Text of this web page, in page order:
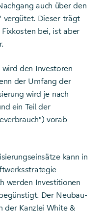
auch über den
vergütet. Dieser trägt
bei, ist aber
den Investoren
der Umfang der
wird je nach
ein Teil der
vorab
kann in
werden Investitionen
Der Neubau-
der Kanzlei White &